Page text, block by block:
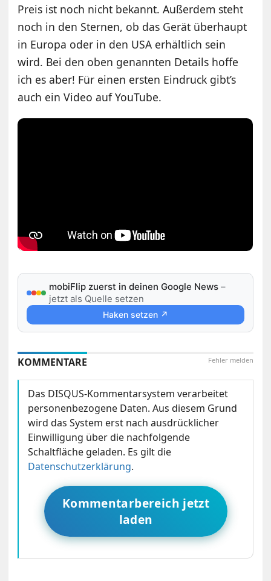
Preis ist noch nicht bekannt. Außerdem steht
noch in den Sternen, ob das Gerät überhaupt
in Europa oder in den USA erhältlich sein
wird. Bei den oben genannten Details hoffe
ich es aber! Für einen ersten Eindruck gibt’s
auch ein Video auf YouTube.
mobiFlip zuerst in deinen Google News –
jetzt als Quelle setzen
Haken setzen ↗
Fehler melden
KOMMENTARE
Das DISQUS-Kommentarsystem verarbeitet
personenbezogene Daten. Aus diesem Grund
wird das System erst nach ausdrücklicher
Einwilligung über die nachfolgende
Schaltfläche geladen. Es gilt die
Datenschutzerklärung.
Kommentarbereich jetzt
laden